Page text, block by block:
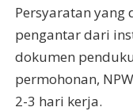
Persyaratan yang
pengantar dari
dokumen
permohonan,
2-3 hari kerja.